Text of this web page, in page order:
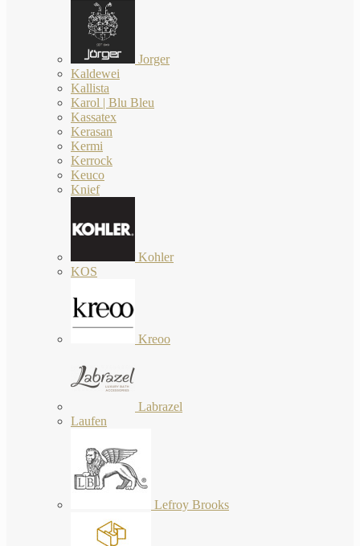
Jorger
Kaldewei
Kallista
Karol | Blu Bleu
Kassatex
Kerasan
Kermi
Kerrock
Keuco
Knief
Kohler
KOS
Kreoo
Labrazel
Laufen
Lefroy Brooks